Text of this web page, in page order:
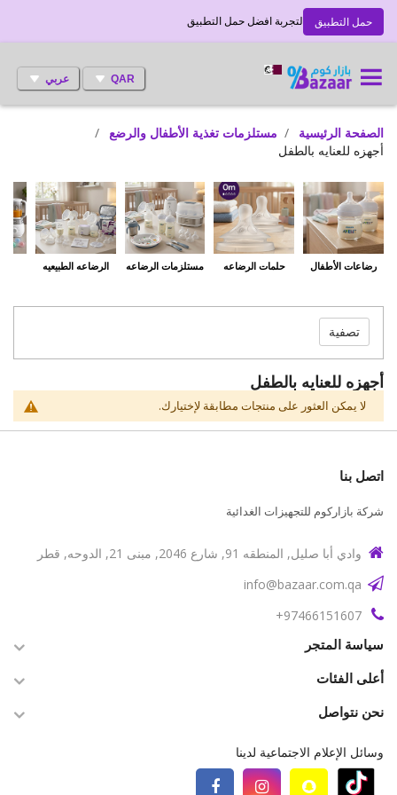
حمل التطبيق لتجربة افضل حمل التطبيق
QAR عربي
الصفحة الرئيسية
مستلزمات تغذية الأطفال والرضع
أجهزه للعنايه بالطفل
رضاعات الأطفال حلمات الرضاعه مستلزمات الرضاعه الرضاعه الطبيعيه
أجهزه للعنايه بالطفل
لا يمكن العثور على منتجات مطابقة لإختيارك.
تصفية
اتصل بنا
شركة بازاركوم للتجهيزات الغدائية
وادي أبا صليل, المنطقه 91, شارع 2046, مبنى 21, الدوحه, قطر
info@bazaar.com.qa
97466151607+
سياسة المتجر
أعلى الفئات
نحن نتواصل
وسائل الإعلام الاجتماعية لدينا